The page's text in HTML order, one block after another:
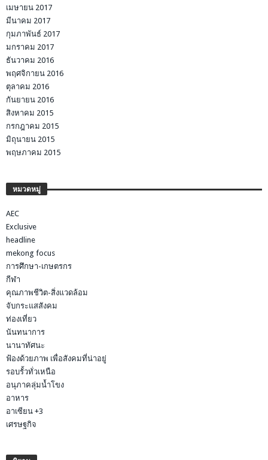
เมษายน 2017
มีนาคม 2017
กุมภาพันธ์ 2017
มกราคม 2017
ธันวาคม 2016
พฤศจิกายน 2016
ตุลาคม 2016
กันยายน 2016
สิงหาคม 2015
กรกฎาคม 2015
มิถุนายน 2015
พฤษภาคม 2015
หมวดหมู่
AEC
Exclusive
headline
mekong focus
การศึกษา-เกษตรกร
กีฬา
คุณภาพชีวิต-สิ่งแวดล้อม
จับกระแสสังคม
ท่องเที่ยว
นันทนาการ
นานาทัศนะ
ฟ้องด้วยภาพ เพื่อสังคมที่น่าอยู่
รอบรั้วทั่วเหนือ
อนุภาคลุ่มน้ำโขง
อาหาร
อาเซียน +3
เศรษฐกิจ